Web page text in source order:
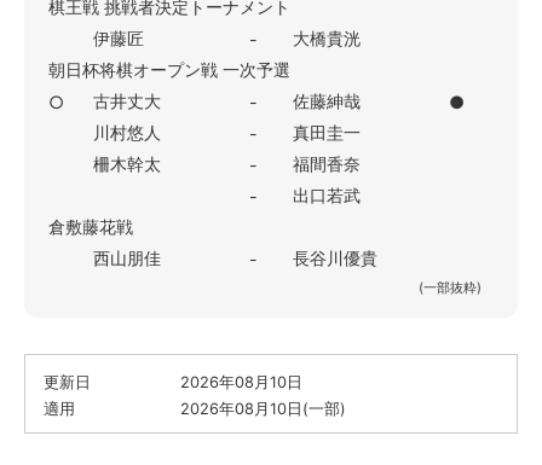
棋王戦 挑戦者決定トーナメント
伊藤匠
-
大橋貴洸
朝日杯将棋オープン戦 一次予選
○
古井丈大 - 佐藤紳哉
●
川村悠人
-
真田圭一
柵木幹太
-
福間香奈
-
出口若武
倉敷藤花戦
西山朋佳
- 長谷川優貴
(一部抜粋)
更新日
2026年08月10日
適用
2026年08月10日(一部)